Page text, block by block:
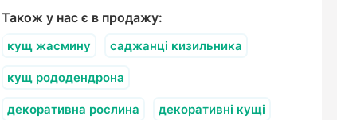
Також у нас є в продажу:
кущ жасмину саджанці кизильника
кущ рододендрона
декоративна рослина декоративні кущі